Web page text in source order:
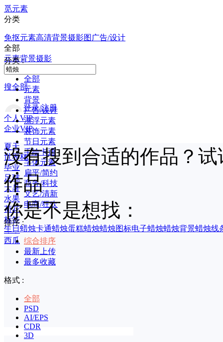
觅元素
分类
免抠元素高清背景摄影图 广告/设计
全部
元素背景摄影
搜全部
登录/注册
个人VIP
企业VIP
夏天
世界杯
毕业
足球
大暑
水果
荷花
标签
印章
西瓜
分类 :
全部
元素
背景
广告/设计
漂浮元素
装饰元素
节日元素
手绘卡通
字体元素
扁平/简约
商务/科技
文艺/清新
电商/狂欢
排序 :
综合排序
最新上传
最多收藏
格式 :
全部
PSD
AI/EPS
CDR
3D
没有搜到合适的作品？
作品
你是不是想找：
生日蜡烛卡通蜡烛蛋糕蜡烛蜡烛图标电子蜡烛蜡烛背景蜡烛线